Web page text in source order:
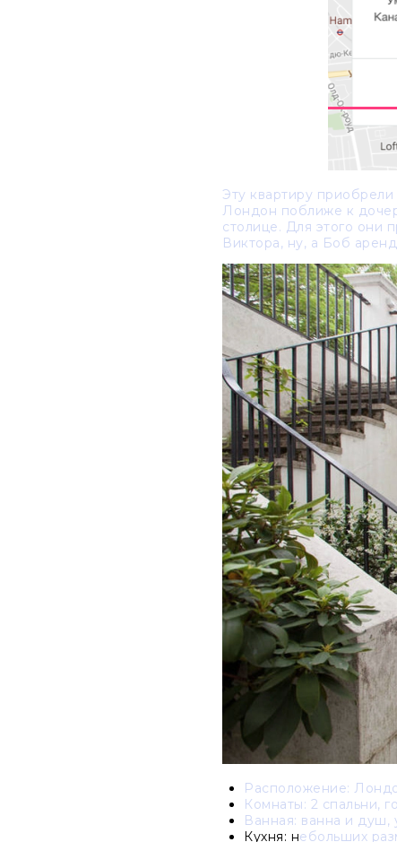
Эту квартиру
Лондон поближе к
столице. Для этого они
Виктора, ну, а Боб
Расположение:
Комнаты: 2 спальни,
Ванная: ванна и душ,
Кухня: небольших